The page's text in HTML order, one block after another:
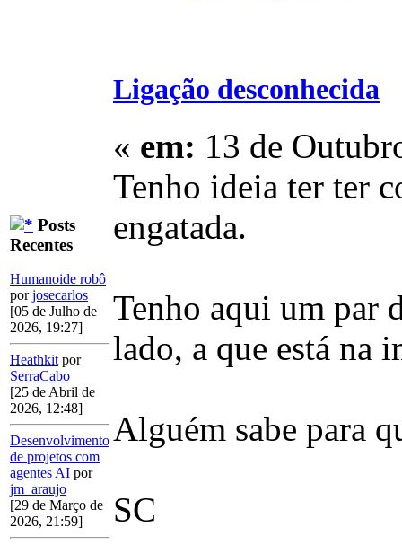
Posts
Recentes
Humanoide robô
porjosecarlos
[05 de Julho de
2026, 19:27]
Heathkit por
SerraCabo
[25 de Abril de
2026, 12:48]
Desenvolvimento
de projetos com
agentes AI por
jm_araujo
[29 de Março de
2026, 21:59]
Ligação desconhecida
« em: 13 de
Tenho ideia ter ter
engatada.
Tenho aqui um par
lado, a que está na
Alguém sabe para
SC